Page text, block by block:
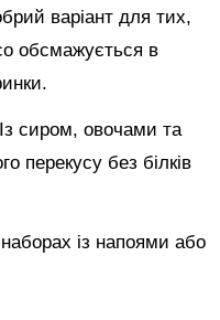
варіант для тих,
обсмажується в
Із сиром, овочами та
перекусу без білків
із напоями або